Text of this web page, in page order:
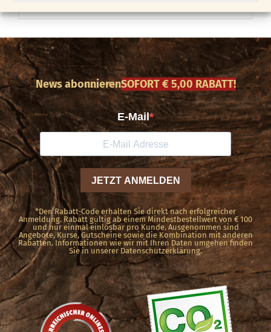
Produkt
weist
mehrere
Varianten
auf.
Die
Optionen
können
der
Produktseite
gewählt
werden
News abonnierenSOFORT € 5,00 RABATT!
*Den Rabatt-Code erhalten Sie direkt nach erfolgreicher
Anmeldung. Rabatt gültig ab einem Mindestbestellwert von € 100
und nur einmal einlösbar pro Kunde. Ausgenommen sind
Angebote, Kurse, Gutscheine sowie die Kombination mit anderen
Rabatten. Informationen wie wir mit Ihren Daten umgehen finden
Sie in unserer Datenschutzerklärung.